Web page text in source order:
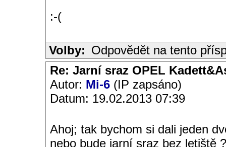
:-(
Volby: Odpovědět na tento
Re: Jarní sraz OPEL
Autor: Mi-6 (IP zapsáno)
Datum: 19.02.2013 07:39
Ahoj; tak bychom si dali jeden
nebo bude jarní sraz bez letiště